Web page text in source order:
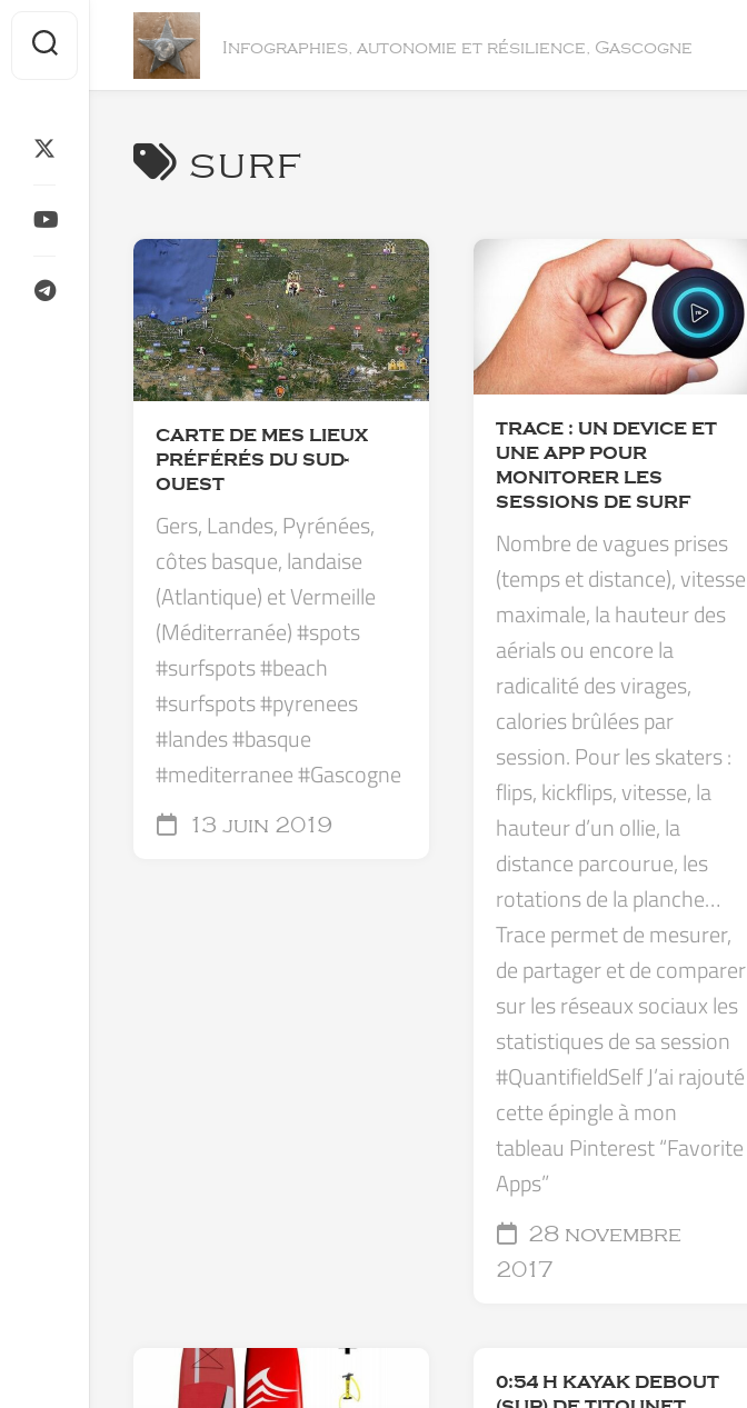
content
Infographies, autonomie et résilience, Gascogne
surf
CARTE DE MES LIEUX
PRÉFÉRÉS DU SUD-
OUEST
Gers, Landes, Pyrénées,
côtes basque, landaise
(Atlantique) et Vermeille
(Méditerranée) #spots
#surfspots #beach
#surfspots #pyrenees
#landes #basque
#mediterranee #Gascogne
13 juin 2019
TRACE : UN DEVICE ET
UNE APP POUR
MONITORER LES
SESSIONS DE SURF
Nombre de vagues prises
(temps et distance), vitesse
maximale, la hauteur des
aérials ou encore la
radicalité des virages,
calories brûlées par
session. Pour les skaters :
flips, kickflips, vitesse, la
hauteur d’un ollie, la
distance parcourue, les
rotations de la planche…
Trace permet de mesurer,
de partager et de comparer
sur les réseaux sociaux les
statistiques de sa session
#QuantifieldSelf J’ai rajouté
cette épingle à mon
tableau Pinterest “Favorite
Apps”
28 novembre
2017
0:54 H KAYAK DEBOUT